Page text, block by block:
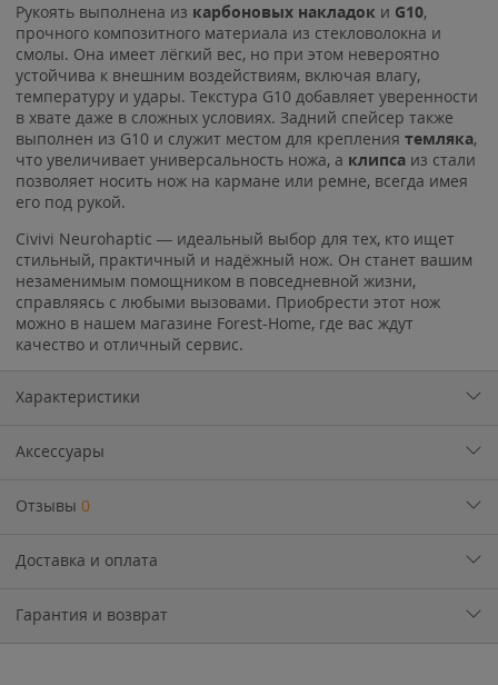
Рукоять выполнена из карбоновых накладок и G10,
прочного композитного материала из стекловолокна и
смолы. Она имеет лёгкий вес, но при этом невероятно
устойчива к внешним воздействиям, включая влагу,
температуру и удары. Текстура G10 добавляет уверенности
в хвате даже в сложных условиях. Задний спейсер также
выполнен из G10 и служит местом для крепления темляка,
что увеличивает универсальность ножа, а клипса из стали
позволяет носить нож на кармане или ремне, всегда имея
его под рукой.
Civivi Neurohaptic — идеальный выбор для тех, кто ищет
стильный, практичный и надёжный нож. Он станет вашим
незаменимым помощником в повседневной жизни,
справляясь с любыми вызовами. Приобрести этот нож
можно в нашем магазине Forest-Home, где вас ждут
качество и отличный сервис.
Характеристики
Аксессуары
Отзывы 0
Доставка и оплата
Гарантия и возврат